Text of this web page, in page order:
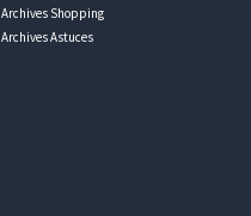
Archives Shopping
Archives Astuces